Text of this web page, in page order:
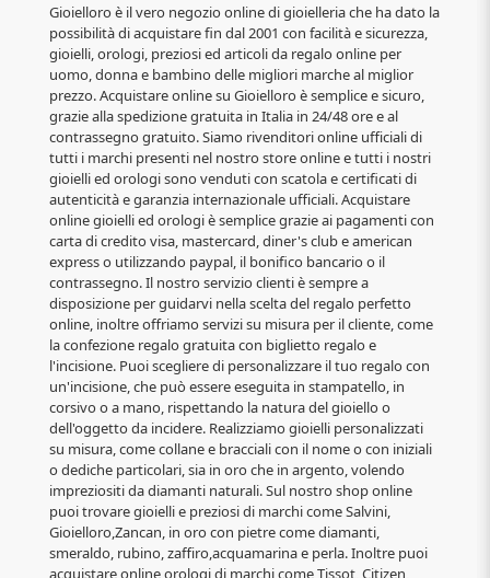
Gioielloro è il vero negozio online di gioielleria che ha dato la
possibilità di acquistare fin dal 2001 con facilità e sicurezza,
gioielli, orologi, preziosi ed articoli da regalo online per
uomo, donna e bambino delle migliori marche al miglior
prezzo. Acquistare online su Gioielloro è semplice e sicuro,
grazie alla spedizione gratuita in Italia in 24/48 ore e al
contrassegno gratuito. Siamo rivenditori online ufficiali di
tutti i marchi presenti nel nostro store online e tutti i nostri
gioielli ed orologi sono venduti con scatola e certificati di
autenticità e garanzia internazionale ufficiali. Acquistare
online gioielli ed orologi è semplice grazie ai pagamenti con
carta di credito visa, mastercard, diner's club e american
express o utilizzando paypal, il bonifico bancario o il
contrassegno. Il nostro servizio clienti è sempre a
disposizione per guidarvi nella scelta del regalo perfetto
online, inoltre offriamo servizi su misura per il cliente, come
la confezione regalo gratuita con biglietto regalo e
l'incisione. Puoi scegliere di personalizzare il tuo regalo con
un'incisione, che può essere eseguita in stampatello, in
corsivo o a mano, rispettando la natura del gioiello o
dell'oggetto da incidere. Realizziamo gioielli personalizzati
su misura, come collane e bracciali con il nome o con iniziali
o dediche particolari, sia in oro che in argento, volendo
impreziositi da diamanti naturali. Sul nostro shop online
puoi trovare gioielli e preziosi di marchi come Salvini,
Gioielloro,Zancan, in oro con pietre come diamanti,
smeraldo, rubino, zaffiro,acquamarina e perla. Inoltre puoi
acquistare online orologi di marchi come Tissot, Citizen,